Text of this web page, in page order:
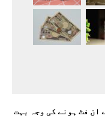
ان فٹ ہونے کی وجہ بہت